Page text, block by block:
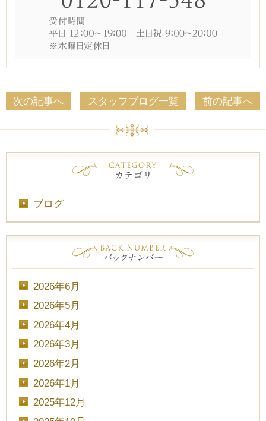
スタッフブログ一覧
次の記事へ 前の記事へ
ブログ
2026年6月
2026年5月
2026年4月
2026年3月
2026年2月
2026年1月
2025年12月